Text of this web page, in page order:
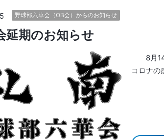
野球部六華会（OB会）からのお知らせ
延期のお知らせ
8月14
コロナの